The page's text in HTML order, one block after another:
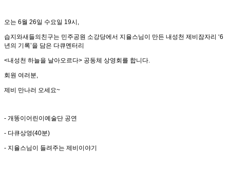
오는 6월 26일 수요일 19시,
습지와새들의친구는 민주공원 소강당에서 지율스님이 만든 내성천 제비잠자리 ‘6
년의 기록’을 담은 다큐멘터리
<내성천 하늘을 날아오르다> 공동체 상영회를 합니다.
회원 여러분,
제비 만나러 오세요~
- 개똥이어린이예술단 공연
- 다큐상영(40분)
- 지율스님이 들려주는 제비이야기